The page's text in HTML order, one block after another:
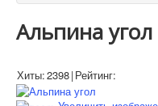
Альпина угол
Хиты:2398|Рейтинг: